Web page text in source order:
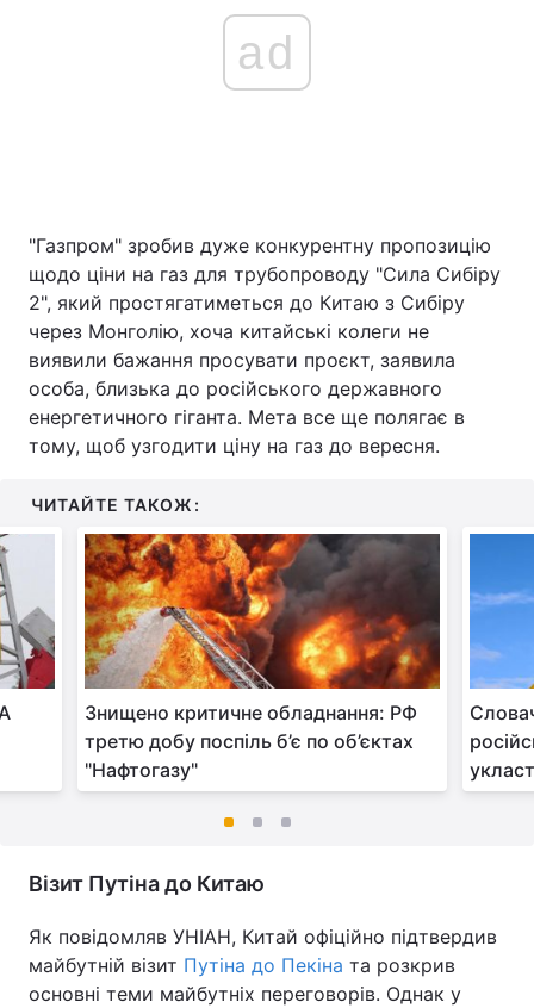
ad
"Газпром" зробив дуже конкурентну пропозицію
щодо ціни на газ для трубопроводу "Сила Сибіру
2", який простягатиметься до Китаю з Сибіру
через Монголію, хоча китайські колеги не
виявили бажання просувати проєкт, заявила
особа, близька до російського державного
енергетичного гіганта. Мета все ще полягає в
тому, щоб узгодити ціну на газ до вересня.
ЧИТАЙТЕ ТАКОЖ:
Знищено критичне обладнання: РФ
третю добу поспіль б’є по об’єктах
"Нафтогазу"
Візит Путіна до Китаю
Як повідомляв УНІАН, Китай офіційно підтвердив
майбутній візит Путіна до Пекіна та розкрив
основні теми майбутніх переговорів. Однак у